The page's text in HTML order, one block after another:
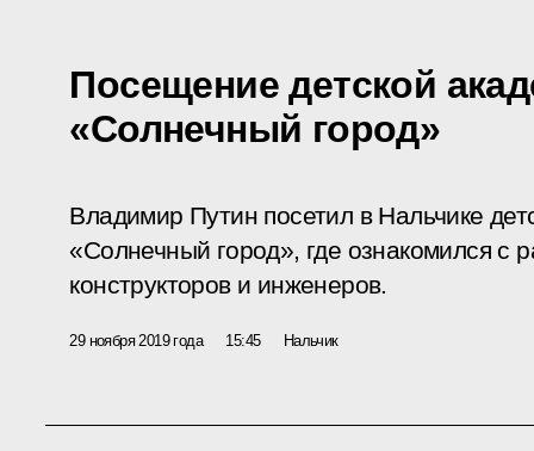
Посещение детской
«Солнечный город»
Владимир Путин посетил в Нальчике
«Солнечный город», где ознакомился с
конструкторов и инженеров.
29 ноября 2019 года 15:45 Нальчик